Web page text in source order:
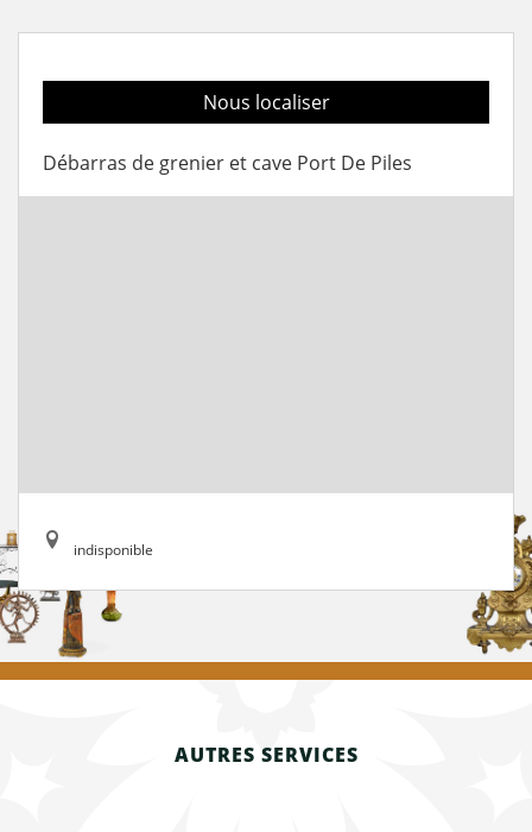
Nous localiser
Débarras de grenier et cave Port De Piles
indisponible
AUTRES SERVICES